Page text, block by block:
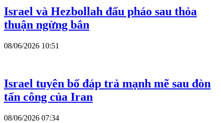
Israel và Hezbollah đấu pháo sau thỏa
thuận ngừng bắn
08/06/2026 10:51
Israel tuyên bố đáp trả mạnh mẽ sau đòn
tấn công của Iran
08/06/2026 07:34